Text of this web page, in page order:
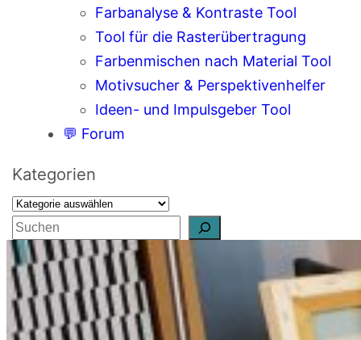
Farbanalyse & Kontraste Tool
Tool für die Rasterübertragung
Farbenmischen nach Material Tool
Motivsucher & Perspektivenhelfer
Ideen- und Impulsgeber Tool
💬 Forum
Kategorien
S
u
c
h
e